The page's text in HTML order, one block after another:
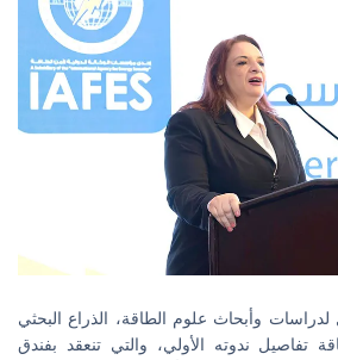
وأبحاث علوم الطاقة، الذراع البحثي
تفاصيل ندوته الأولي، والتي تنعقد بفندق